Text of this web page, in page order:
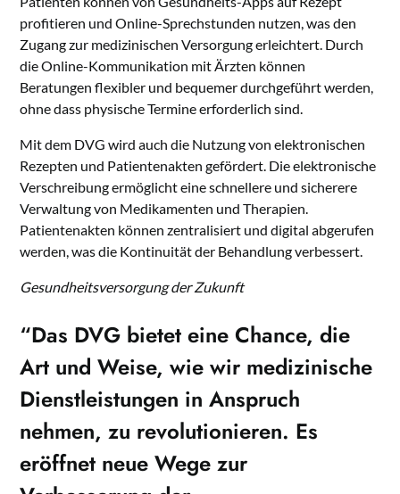
profitieren und Online-Sprechstunden nutzen, was den
Zugang zur medizinischen Versorgung erleichtert. Durch
die Online-Kommunikation mit Ärzten können
Beratungen flexibler und bequemer durchgeführt werden,
ohne dass physische Termine erforderlich sind.
Mit dem DVG wird auch die Nutzung von elektronischen
Rezepten und Patientenakten gefördert. Die elektronische
Verschreibung ermöglicht eine schnellere und sicherere
Verwaltung von Medikamenten und Therapien.
Patientenakten können zentralisiert und digital abgerufen
werden, was die Kontinuität der Behandlung verbessert.
Gesundheitsversorgung der Zukunft
“Das DVG bietet eine Chance, die
Art und Weise, wie wir medizinische
Dienstleistungen in Anspruch
nehmen, zu revolutionieren. Es
eröffnet neue Wege zur